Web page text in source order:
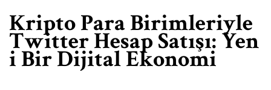
Kripto Para Birimleriyle
Twitter Hesap Satışı: Yen
i Bir Dijital Ekonomi